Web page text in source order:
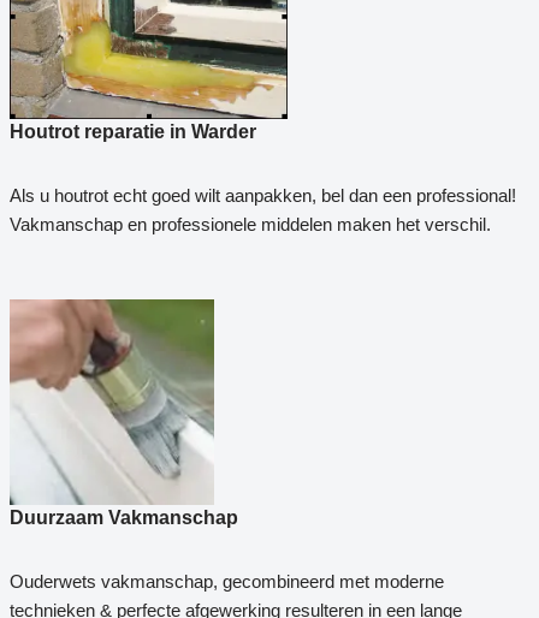
Houtrot reparatie in Warder
Als u houtrot echt goed wilt aanpakken, bel dan een professional!
Vakmanschap en professionele middelen maken het verschil.
Duurzaam Vakmanschap
Ouderwets vakmanschap, gecombineerd met moderne
technieken & perfecte afgewerking resulteren in een lange